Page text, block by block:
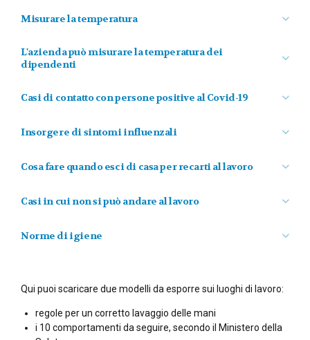
Misurare la temperatura
L'azienda può misurare la temperatura dei
dipendenti
Casi di contatto con persone positive al Covid-19
Insorgere di sintomi influenzali
Cosa fare quando esci di casa per recarti al lavoro
mantenere la distanza di sicurezza
Casi in cui non si può andare al lavoro
Norme di igiene
Occorre areare i locali almeno ogni due ore
Ridurre al minimo indispensabile gli spostamenti negli
Qui puoi scaricare due modelli da esporre sui luoghi di lavoro:
regole per un corretto lavaggio delle mani
i 10 comportamenti da seguire, secondo il Ministero della